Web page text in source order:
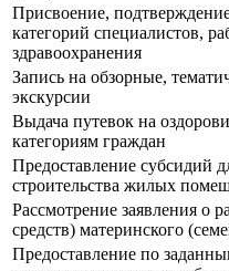
Присвоение,
категорий специалистов,
здравоохранения
Запись на обзорные,
экскурсии
Выдача путевок на
категориям граждан
Предоставление субсидий
строительства жилых
Рассмотрение заявления о
средств) материнского
Предоставление по